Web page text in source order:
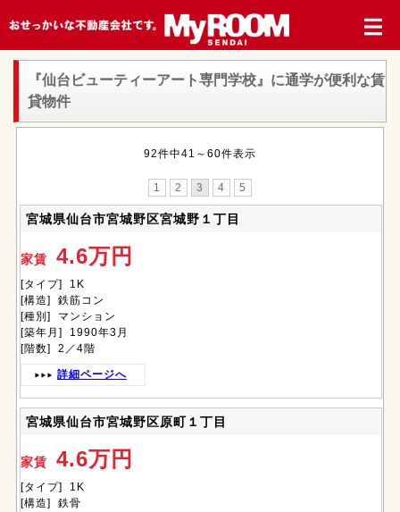
『仙台ビューティーアート専門学校』 に通学が便利な賃
貸物件
92件中41～60件表示
1 2 3 4 5
宮城県仙台市宮城野区宮城野１丁目
家賃 4.6万円
[タイプ] 1K
[構造] 鉄筋コン
[種別] マンション
[築年月] 1990年3月
[階数] 2／4階
詳細ページへ
宮城県仙台市宮城野区原町１丁目
家賃 4.6万円
[タイプ] 1K
[構造] 鉄骨